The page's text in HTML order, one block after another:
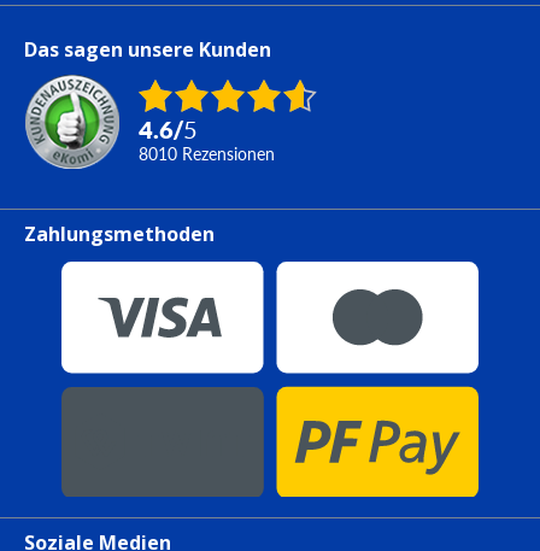
Das sagen unsere Kunden
4.6/5
8010 Rezensionen
Zahlungsmethoden
Soziale Medien